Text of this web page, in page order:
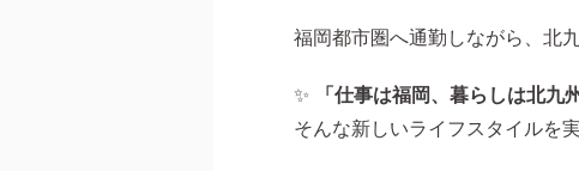
福岡都市圏へ通勤しながら、北
✨
「仕事は福岡、暮らしは北九州
そんな新しいライフスタイルを